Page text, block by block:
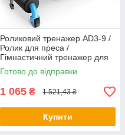
Роликовий тренажер AD3-9 /
Ролик для преса /
Гімнастичний тренажер для
преса / Колесо для преса
Готово до відправки
1 065 ₴ 1 521,43 ₴
Купити